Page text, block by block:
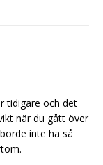
tidigare och det
när du gått över
inte ha så